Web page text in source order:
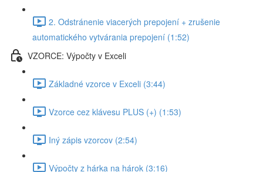
2. Odstránenie viacerých prepojení + zrušenie
automatického vytvárania prepojení (1:52)
VZORCE: Výpočty v Exceli
Základné vzorce v Exceli (3:44)
Vzorce cez klávesu PLUS (+) (1:53)
Iný zápis vzorcov (2:54)
Výpočty z hárka na hárok (3:16)